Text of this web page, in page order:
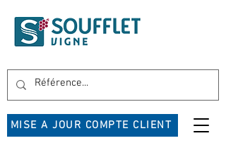
MISE A JOUR COMPTE CLIENT